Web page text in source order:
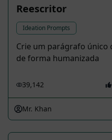
Reescritor
Ideation Prompts
Crie um parágrafo único
de forma humanizada
39,142
Mr. Khan